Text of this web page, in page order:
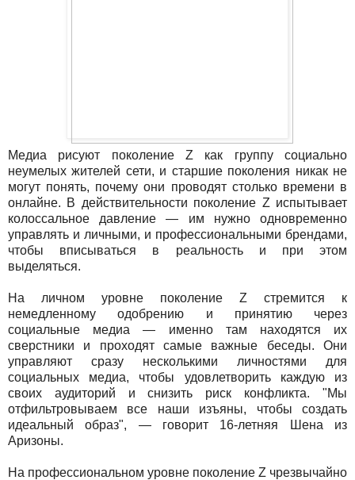
Медиа рисуют поколение Z как группу социально
неумелых жителей сети, и старшие поколения никак не
могут понять, почему они проводят столько времени в
онлайне. В действительности поколение Z испытывает
колоссальное давление — им нужно одновременно
управлять и личными, и профессиональными брендами,
чтобы вписываться в реальность и при этом
выделяться.
На личном уровне поколение Z стремится к
немедленному одобрению и принятию через
социальные медиа — именно там находятся их
сверстники и проходят самые важные беседы. Они
управляют сразу несколькими личностями для
социальных медиа, чтобы удовлетворить каждую из
своих аудиторий и снизить риск конфликта. "Мы
отфильтровываем все наши изъяны, чтобы создать
идеальный образ", — говорит 16-летняя Шена из
Аризоны.
На профессиональном уровне поколение Z чрезвычайно